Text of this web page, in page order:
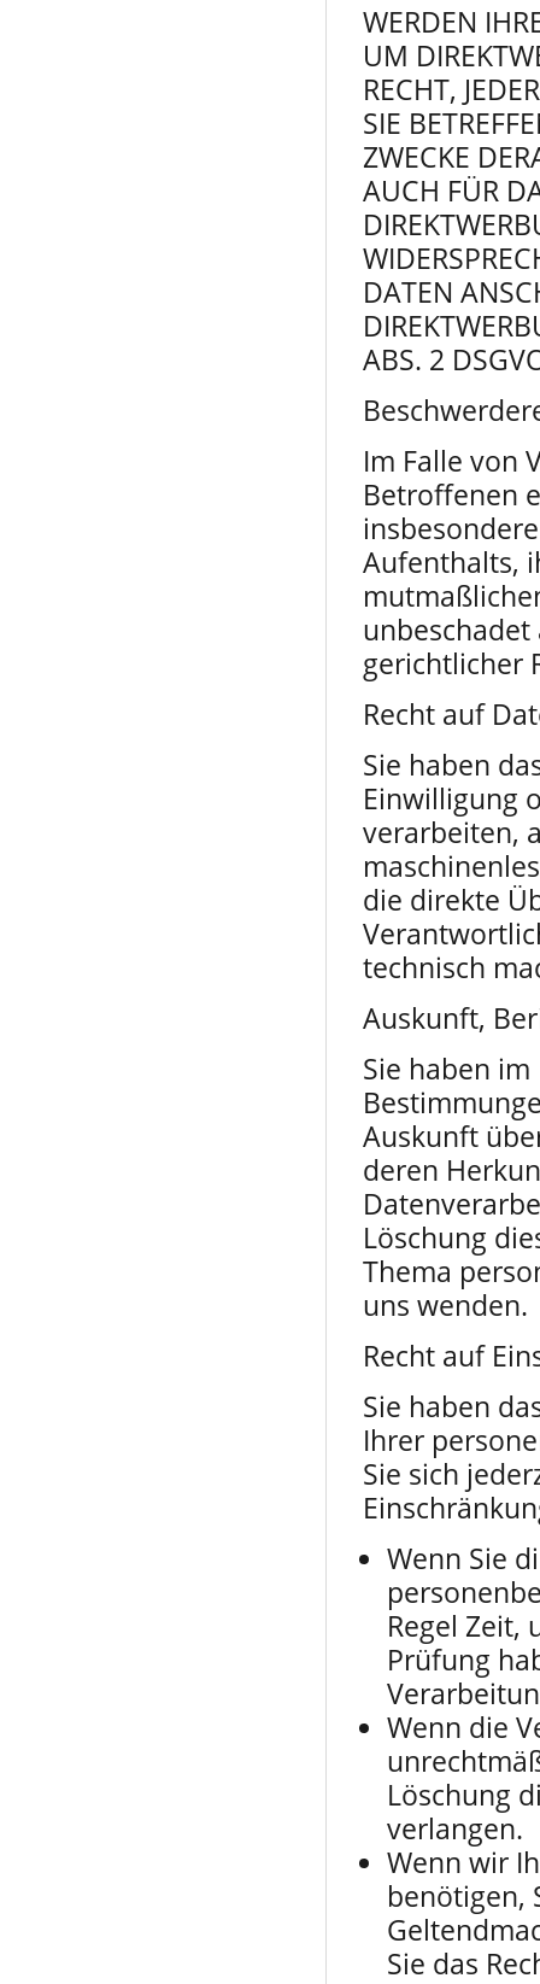
WERDEN
UM
RECHT,
SIE
ZWECKE
AUCH FÜR
DATEN
ABS. 2
Im Falle von
Betroffenen
Aufenthalts,
gerichtlicher
Recht auf
Sie haben
Einwilligung
verarbeiten,
die direkte
technisch
Auskunft,
Sie haben
Auskunft
deren
Löschung
Thema
uns wenden.
Recht auf
Sie haben
Ihrer
Sie sich
Wenn Sie
Regel Zeit,
Prüfung
Wenn die
Löschung
verlangen.
Wenn wir
benötigen,
Sie das